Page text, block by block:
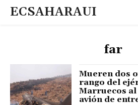
ECSAHARAUI
far
Mueren dos
rango del
Marruecos
avión de